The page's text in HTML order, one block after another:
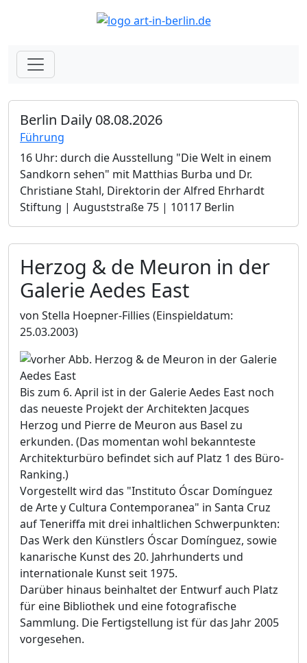
Berlin Daily 08.08.2026
Führung
16 Uhr: durch die Ausstellung "Die Welt in einem
Sandkorn sehen" mit Matthias Burba und Dr.
Christiane Stahl, Direktorin der Alfred Ehrhardt
Stiftung | Auguststraße 75 | 10117 Berlin
Herzog & de Meuron in der
Galerie Aedes East
von Stella Hoepner-Fillies (Einspieldatum:
25.03.2003)
Bis zum 6. April ist in der Galerie Aedes East noch
das neueste Projekt der Architekten Jacques
Herzog und Pierre de Meuron aus Basel zu
erkunden. (Das momentan wohl bekannteste
Architekturbüro befindet sich auf Platz 1 des Büro-
Ranking.)
Vorgestellt wird das "Instituto Óscar Domínguez
de Arte y Cultura Contemporanea" in Santa Cruz
auf Teneriffa mit drei inhaltlichen Schwerpunkten:
Das Werk den Künstlers Óscar Domínguez, sowie
kanarische Kunst des 20. Jahrhunderts und
internationale Kunst seit 1975.
Darüber hinaus beinhaltet der Entwurf auch Platz
für eine Bibliothek und eine fotografische
Sammlung. Die Fertigstellung ist für das Jahr 2005
vorgesehen.